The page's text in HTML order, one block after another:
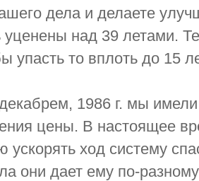
дела и делаете
над 39 летами.
упасть то вплоть до 15
1986 г. мы
цены. В настоящее
ускорять ход систему
они дает ему по-